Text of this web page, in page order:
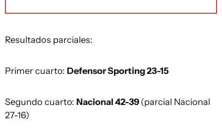
Resultados parciales:
Primer cuarto: Defensor Sporting 23-15
Segundo cuarto: Nacional 42-39(parcial Nacional
27-16)